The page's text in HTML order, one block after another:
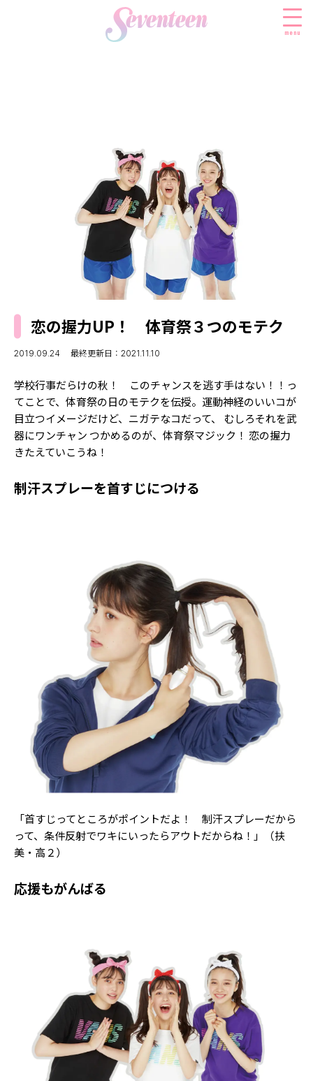
menu
ファッションニュース
ビューティニュース
トレンドメイク
ベストコスメ
ヘアアレンジ・ヘアケア
スキンケア
SCHOOL
スクールニュース
制服コーデ
学校ヘアメイク
勉強・受験・進路
ENTERTAINMENT
エンタメニュース
なにわ男子
LIFESTYLE
ライフスタイルニュース
JKランキング・アワード
モデルの購入品
おでかけ
JK TREND
MODELS
MODEL'S BLOG
TikTok
Instagram
YouTube
FORTUNE
ゲッターズ飯田
MISS SEVENTEEN
Seventeenについて
Follow us
ST member
新規会員登録・ログイン
恋の握力UP！ 体育祭３つのモテク
2019.09.24 最終更新日：2021.11.10
学校行事だらけの秋！ このチャンスを逃す手はない！！っ
てことで、体育祭の日のモテクを伝授。運動神経のいいコが
目立つイメージだけど、ニガテなコだって、 むしろそれを武
器にワンチャン つかめるのが、体育祭マジック！ 恋の握力
きたえていこうね！
制汗スプレーを首すじにつける
「首すじってところがポイントだよ！ 制汗スプレーだから
って、条件反射でワキにいったらアウトだからね！」（扶
美・高２）
応援もがんばる